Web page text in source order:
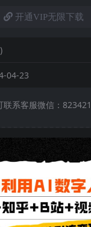
开通VIP无限下载
04-23
联系客服微信：